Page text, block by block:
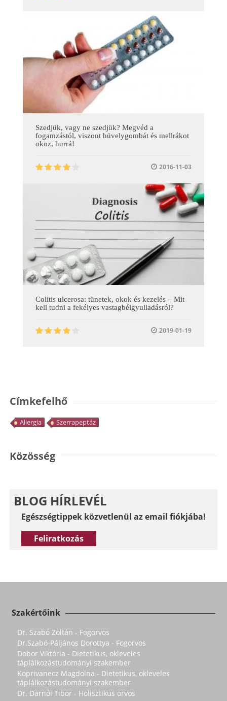
Szedjük, vagy ne szedjük? Megvéd a
fogamzástól, viszont hüvelygombát és mellrákot
okoz, hurrá!
2016-11-03
Colitis ulcerosa: tünetek, okok és kezelés – Mit
kell tudni a fekélyes vastagbélgyulladásról?
2019-01-19
Címkefelhő
Allergia Szerrapeptáz
Közösség
BLOG HÍRLEVÉL
Egészségtippek közvetlenül az email fiókjába!
Feliratkozás
Szakértőink
Dr. Szabó Zoltán - Fogorvos
Dr.Szabó-Páljános Dorottya - Fogorvos
Dobor Viktória - Dietetikus, okleveles
táplálkozástudományi szakember
Koprivanecz Magdolna - Dietetikus, okleveles
táplálkozástudományi szakember
Dr. Darnói Tibor - Holisztikus orvos